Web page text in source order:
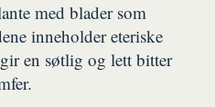
med blader som
inneholder eteriske
en søtlig og lett bitter